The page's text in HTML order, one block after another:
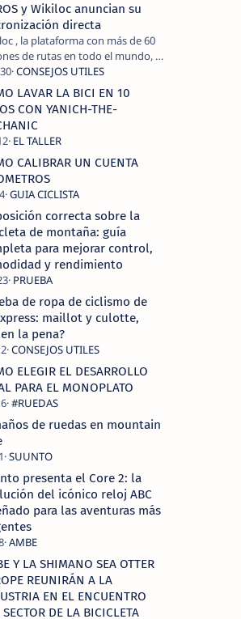
y Wikiloc anuncian su
directa
, la plataforma con más de 60
de rutas en todo el mundo, y
, marca de dispositivos GPS
mundialmente por su
LAVAR LA BICI EN 10
CON YANICH-THE-
CALIBRAR UN CUENTA
correcta sobre la
de montaña: guía
para mejorar control,
y rendimiento
de ropa de ciclismo de
maillot y culotte,
la pena?
ELEGIR EL DESARROLLO
PARA EL MONOPLATO
de ruedas en mountain
presenta el Core 2: la
del icónico reloj ABC
para las aventuras más
Y LA SHIMANO SEA OTTER
REUNIRÁN A LA
EN EL ENCUENTRO
SECTOR DE LA BICICLETA